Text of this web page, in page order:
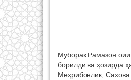
Муборак Рамазон
борилди ва ҳозирда
Меҳрибонлик,